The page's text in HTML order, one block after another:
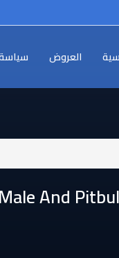
العروض
And